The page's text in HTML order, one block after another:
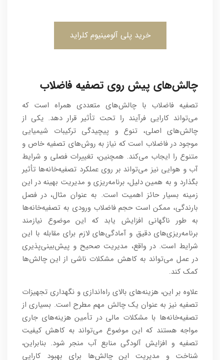
خرید پلی آلومینیوم کلراید
چالش‌های پیش روی تصفیه فاضلاب
تصفیه فاضلاب با چالش‌های متعددی همراه است که
می‌تواند کارایی فرآیند را تحت تأثیر قرار دهد. یکی از
چالش‌های اصلی، تنوع و پیچیدگی ترکیبات شیمیایی
موجود در فاضلاب است که نیاز به روش‌های تصفیه خاص و
متنوع را ایجاب می‌کند. همچنین، تغییرات فصلی و شرایط
آب و هوایی نیز می‌تواند بر روی عملکرد تصفیه‌خانه‌ها تأثیر
بگذارد و به همین دلیل، برنامه‌ریزی و مدیریت بهینه در این
زمینه بسیار حائز اهمیت است. به عنوان مثال، در فصل
بارندگی، ممکن است حجم فاضلاب ورودی به تصفیه‌خانه‌ها
به طور ناگهانی افزایش یابد که این موضوع نیازمند
برنامه‌ریزی‌های دقیق و آمادگی‌های لازم برای مقابله با این
شرایط است. در واقع، مدیریت صحیح و پیش‌بینی‌پذیری
در عمل می‌تواند به کاهش مشکلات ناشی از این چالش‌ها
کمک کند.
علاوه بر این، هزینه‌های بالای راه‌اندازی و نگهداری تجهیزات
تصفیه نیز به عنوان یک چالش مهم مطرح است. بسیاری از
تصفیه‌خانه‌ها با مشکلات مالی در تأمین هزینه‌های جاری
مواجه هستند که این موضوع می‌تواند به کاهش کیفیت
تصفیه و افزایش آلودگی منابع آب منجر شود. بنابراین،
شناخت و مدیریت این چالش‌ها برای بهبود کارایی